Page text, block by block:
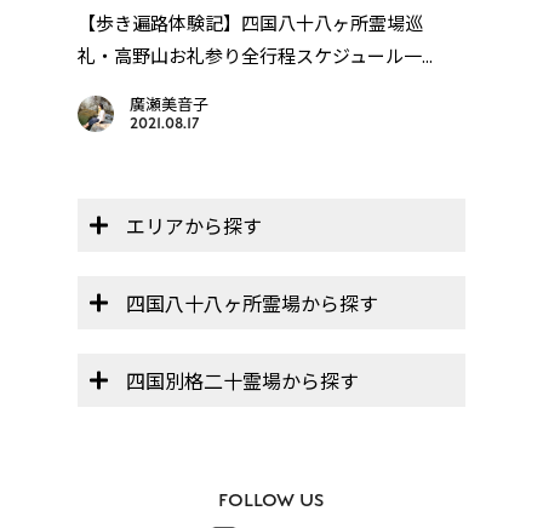
【歩き遍路体験記】四国八十八ヶ所霊場巡
礼・高野山お礼参り全行程スケジュール一...
廣瀬美音子
2021.08.17
エリアから探す
四国八十八ヶ所霊場から探す
四国別格二十霊場から探す
FOLLOW US